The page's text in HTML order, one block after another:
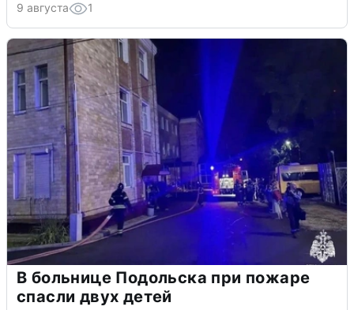
9 августа 1
В больнице Подольска при пожаре
спасли двух детей